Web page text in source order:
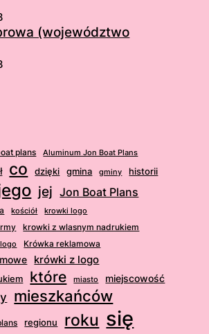
(województwo
plans Aluminum Jon Boat Plans
co dzięki gmina gminy historii
jej Jon Boat Plans
kościół krowki logo
krowki z wlasnym nadrukiem
Krówka reklamowa
krówki z logo
które miasto miejscowość
mieszkańców
regionu roku się